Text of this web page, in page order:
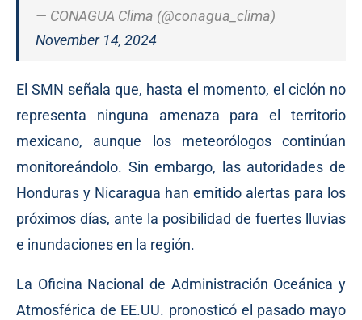
— CONAGUA Clima (@conagua_clima)
November 14, 2024
El SMN señala que, hasta el momento, el ciclón no
representa ninguna amenaza para el territorio
mexicano, aunque los meteorólogos continúan
monitoreándolo. Sin embargo, las autoridades de
Honduras y Nicaragua han emitido alertas para los
próximos días, ante la posibilidad de fuertes lluvias
e inundaciones en la región.
La Oficina Nacional de Administración Oceánica y
Atmosférica de EE.UU. pronosticó el pasado mayo